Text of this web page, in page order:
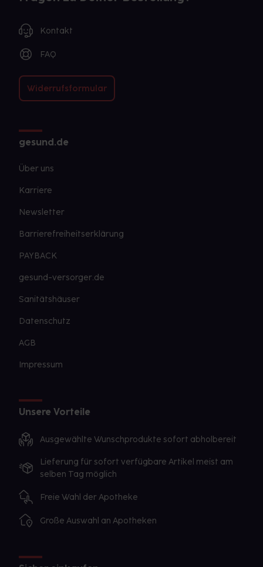
Kontakt
FAQ
Widerrufsformular
gesund.de
Über uns
Karriere
Newsletter
Barrierefreiheitserklärung
PAYBACK
gesund-versorger.de
Sanitätshäuser
Datenschutz
AGB
Impressum
Unsere Vorteile
Ausgewählte Wunschprodukte sofort abholbereit
Lieferung für sofort verfügbare Artikel meist am
selben Tag möglich
Freie Wahl der Apotheke
Große Auswahl an Apotheken